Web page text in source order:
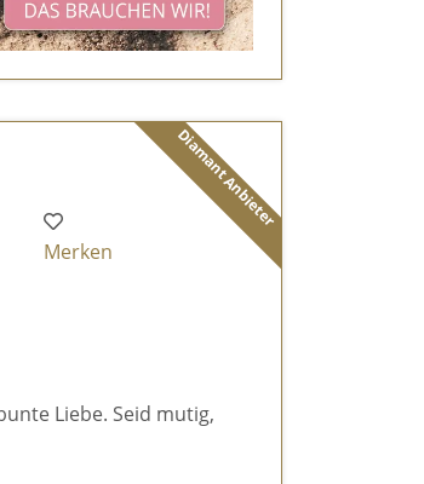
Diamant Anbieter
Merken
Liebe. Seid mutig,